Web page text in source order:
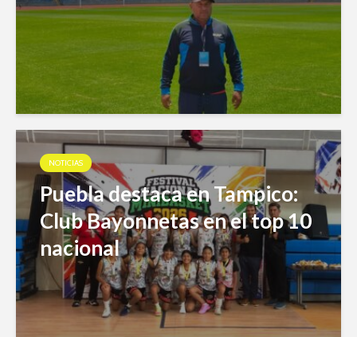
NOTICIAS
Puebla destaca en Tampico:
Club Bayonnetas en el top 10
nacional